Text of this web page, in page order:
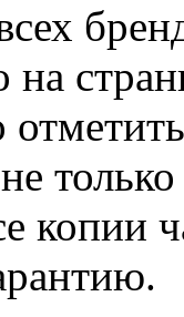
на
копии